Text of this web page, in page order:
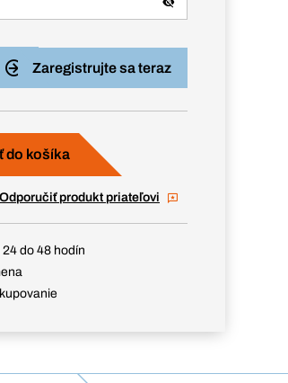
Zaregistrujte sa teraz
do košíka
Odporučiť produkt priateľovi
do 48 hodín